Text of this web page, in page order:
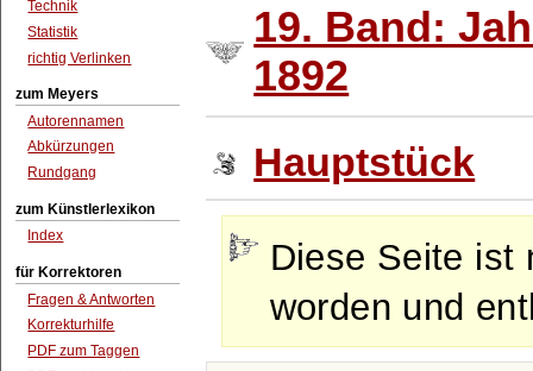
Technik
Statistik
richtig Verlinken
zum Meyers
Autorennamen
Abkürzungen
Rundgang
zum Künstlerlexikon
Index
für Korrektoren
Fragen & Antworten
Korrekturhilfe
PDF zum Taggen
19. Band:
1892
Hauptstück
Diese Seite ist
worden und